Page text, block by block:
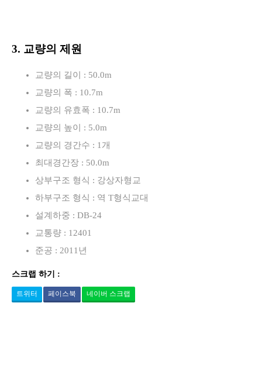
3. 교량의 제원
교량의 길이 : 50.0m
교량의 폭 : 10.7m
교량의 유효폭 : 10.7m
교량의 높이 : 5.0m
교량의 경간수 : 1개
최대경간장 : 50.0m
상부구조 형식 : 강상자형교
하부구조 형식 : 역 T형식교대
설계하중 : DB-24
교통량 : 12401
준공 : 2011년
스크랩 하기 :
트위터 페이스북 네이버 스크랩